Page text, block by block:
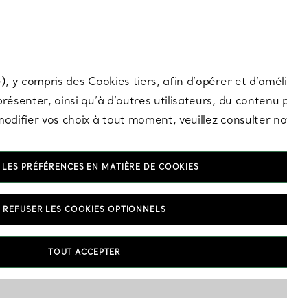
Amour & Fiançailles
FAQ
y compris des Cookies tiers, afin d’opérer et
ainsi qu’à d’autres utilisateurs, du
vos choix à tout moment, veuillez consulter
LES PRÉFÉRENCES EN MATIÈRE DE COOKIES
REFUSER LES COOKIES OPTIONNELS
TOUT ACCEPTER